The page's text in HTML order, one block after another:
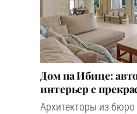
Дом на Ибице:
интерьер с
Архитекторы из бюро